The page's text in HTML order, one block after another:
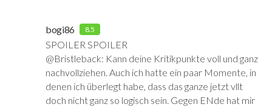
bogi86 8.5
SPOILER SPOILER
@Bristleback: Kann deine Kritikpunkte voll und ganz
nachvollziehen. Auch ich hatte ein paar Momente, in
denen ich überlegt habe, dass das ganze jetzt vllt
doch nicht ganz so logisch sein. Gegen ENde hat mir